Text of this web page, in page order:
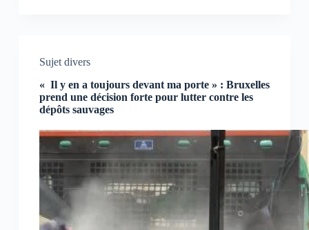
Sujet divers
« Il y en a toujours devant ma porte » : Bruxelles
prend une décision forte pour lutter contre les
dépôts sauvages